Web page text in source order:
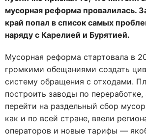
мусорная реформа провалилась.
край попал в список самых
наряду с Карелией и Бурятией.
Мусорная реформа стартовала в
громкими обещаниями создать
систему обращения с отходами.
построить заводы по
перейти на раздельный сбор
как и по всей стране, ввели
операторов и новые тарифы —